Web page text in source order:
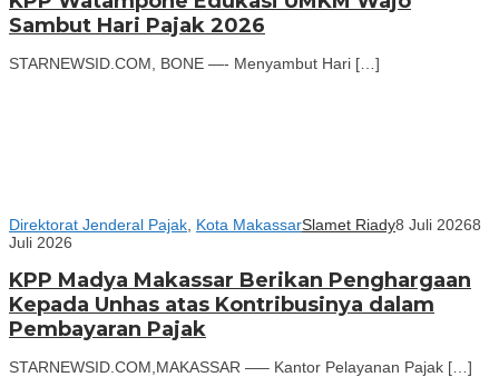
Sambut Hari Pajak 2026
STARNEWSID.COM, BONE —- Menyambut Hari […]
Direktorat Jenderal Pajak Kota MakassarSlamet Riady8 Juli 20268
Juli 2026
KPP Madya Makassar Berikan Penghargaan
Kepada Unhas atas Kontribusinya dalam
Pembayaran Pajak
STARNEWSID.COM,MAKASSAR —– Kantor Pelayanan Pajak […]